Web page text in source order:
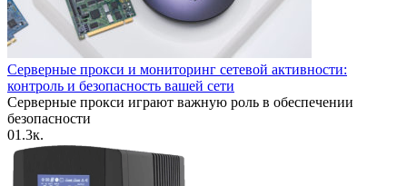
Серверные прокси и мониторинг сетевой активности:
контроль и безопасность вашей сети
Серверные прокси играют важную роль в обеспечении
безопасности
01.3к.